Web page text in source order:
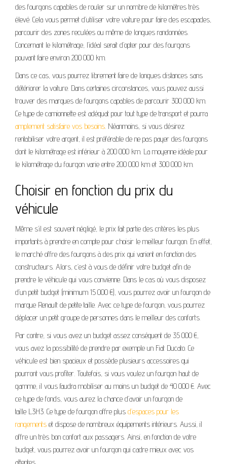
des fourgons capables de rouler sur un nombre de kilomètres très
élevé. Cela vous permet d’utiliser votre voiture pour faire des escapades,
parcourir des zones reculées ou même de longues randonnées.
Concernant le kilométrage, l’idéal serait d’opter pour des fourgons
pouvant faire environ 200 000 km.
Dans ce cas, vous pourrez librement faire de longues distances sans
détériorer la voiture. Dans certaines circonstances, vous pouvez aussi
trouver des marques de fourgons capables de parcourir 300 000 km.
Ce type de camionnette est adéquat pour tout type de transport et pourra
amplement satisfaire vos besoins. Néanmoins, si vous désirez
rentabiliser votre argent, il est préférable de ne pas payer des fourgons
dont le kilométrage est inférieur à 200 000 km. La moyenne idéale pour
le kilométrage du fourgon varie entre 200 000 km et 300 000 km.
Choisir en fonction du prix du
véhicule
Même s’il est souvent négligé, le prix fait partie des critères les plus
importants à prendre en compte pour choisir le meilleur fourgon. En effet,
le marché offre des fourgons à des prix qui varient en fonction des
constructeurs. Alors, c’est à vous de définir votre budget afin de
prendre le véhicule qui vous convienne. Dans le cas où vous disposez
d’un petit budget (minimum 15 000 €), vous pourrez avoir un fourgon de
marque Renault de petite taille. Avec ce type de fourgon, vous pourrez
déplacer un petit groupe de personnes dans le meilleur des conforts.
Par contre, si vous avez un budget assez conséquent de 35 000 €,
vous avez la possibilité de prendre par exemple un Fiat Ducato. Ce
véhicule est bien spacieux et possède plusieurs accessoires qui
pourront vous profiter. Toutefois, si vous voulez un fourgon haut de
gamme, il vous faudra mobiliser au moins un budget de 40 000 €. Avec
ce type de fonds, vous aurez la chance d’avoir un fourgon de
taille L3H3. Ce type de fourgon offre plus d’espaces pour les
rangements et dispose de nombreux équipements intérieurs. Aussi, il
offre un très bon confort aux passagers. Ainsi, en fonction de votre
budget, vous pourrez avoir un fourgon qui cadre mieux avec vos